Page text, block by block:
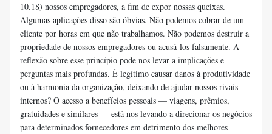
10.18) nossos empregadores, a fim de expor nossas queixas.
Algumas aplicações disso são óbvias. Não podemos cobrar de um
cliente por horas em que não trabalhamos. Não podemos destruir a
propriedade de nossos empregadores ou acusá-los falsamente. A
reflexão sobre esse princípio pode nos levar a implicações e
perguntas mais profundas. É legítimo causar danos à produtividade
ou à harmonia da organização, deixando de ajudar nossos rivais
internos? O acesso a benefícios pessoais — viagens, prêmios,
gratuidades e similares — está nos levando a direcionar os negócios
para determinados fornecedores em detrimento dos melhores